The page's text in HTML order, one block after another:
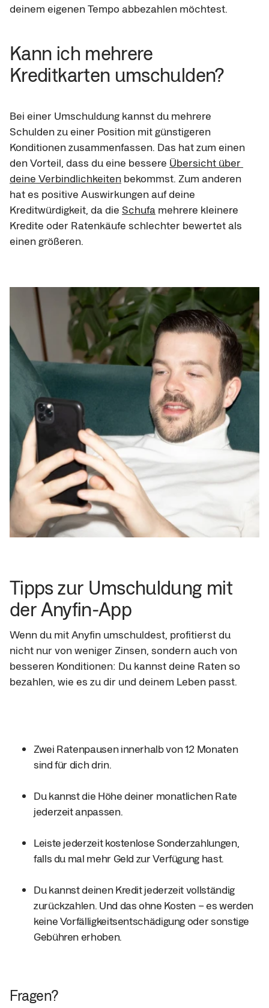
deinem eigenen Tempo abbezahlen möchtest.
Kann ich mehrere
Kreditkarten umschulden?
Bei einer Umschuldung kannst du mehrere
Schulden zu einer Position mit günstigeren
Konditionen zusammenfassen. Das hat zum einen
den Vorteil, dass du eine bessere Übersicht über
deine Verbindlichkeiten bekommst. Zum anderen
hat es positive Auswirkungen auf deine
Kreditwürdigkeit, da die Schufa mehrere kleinere
Kredite oder Ratenkäufe schlechter bewertet als
einen größeren.
Tipps zur Umschuldung mit
der Anyfin-App
Wenn du mit Anyfin umschuldest, profitierst du
nicht nur von weniger Zinsen, sondern auch von
besseren Konditionen: Du kannst deine Raten so
bezahlen, wie es zu dir und deinem Leben passt.
Zwei Ratenpausen innerhalb von 12 Monaten
sind für dich drin.
Du kannst die Höhe deiner monatlichen Rate
jederzeit anpassen.
Leiste jederzeit kostenlose Sonderzahlungen,
falls du mal mehr Geld zur Verfügung hast.
Du kannst deinen Kredit jederzeit vollständig
zurückzahlen. Und das ohne Kosten – es werden
keine Vorfälligkeitsentschädigung oder sonstige
Gebühren erhoben.
Fragen?